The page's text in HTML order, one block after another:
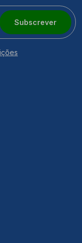
Subscrever